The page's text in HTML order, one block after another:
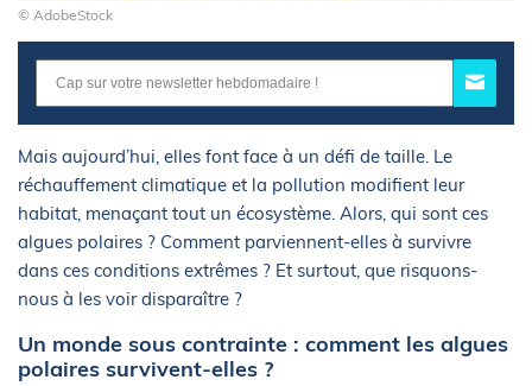
© AdobeStock
Mais aujourd’hui, elles font face à un défi de taille. Le
réchauffement climatique et la pollution modifient leur
habitat, menaçant tout un écosystème. Alors, qui sont ces
algues polaires ? Comment parviennent-elles à survivre
dans ces conditions extrêmes ? Et surtout, que risquons-
nous à les voir disparaître ?
Un monde sous contrainte : comment les algues
polaires survivent-elles ?